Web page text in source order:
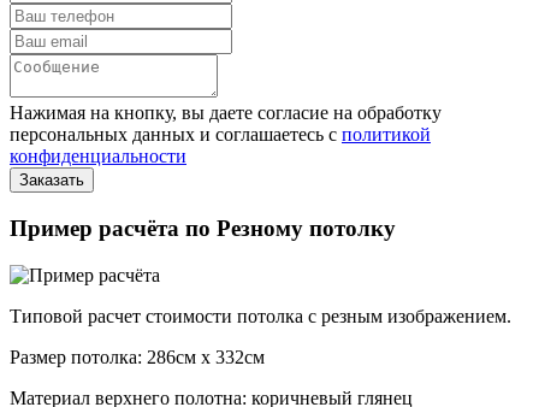
Нажимая на кнопку, вы даете согласие на обработку
персональных данных и соглашаетесь с политикой
конфиденциальности
Пример расчёта по Резному потолку
Типовой расчет стоимости потолка с резным изображением.
Размер потолка: 286см x 332см
Материал верхнего полотна: коричневый глянец